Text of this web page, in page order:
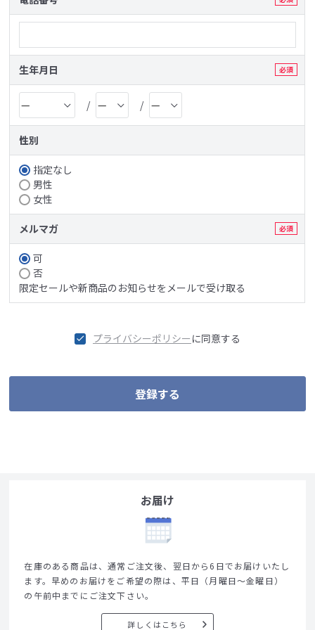
生年月日
性別
指定なし
男性
女性
メルマガ
可
否
限定セールや新商品のお知らせをメールで受け取る
プライバシーポリシー に同意する
登録する
お届け
在庫のある商品は、通常ご注文後、翌日から6日でお届けいたし
ます。早めのお届けをご希望の際は、平日（月曜日～金曜日）
の午前中までにご注文下さい。
詳しくはこちら